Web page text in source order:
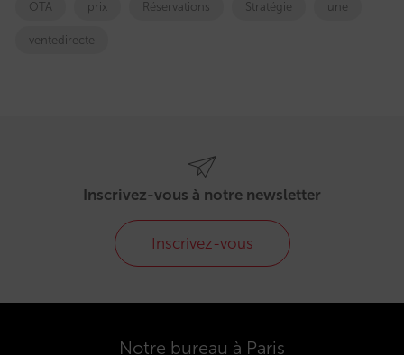
OTA prix Réservations Stratégie une
ventedirecte
Inscrivez-vous à notre newsletter
Inscrivez-vous
Notre bureau à Paris